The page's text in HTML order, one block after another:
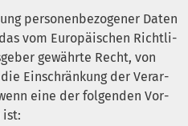
per­so­nen­be­zo­ge­ner Daten
vom Euro­päi­schen Richt­li­
gewähr­te Recht, von
Ein­schrän­kung der Ver­ar­
eine der fol­gen­den Vor­
ist: